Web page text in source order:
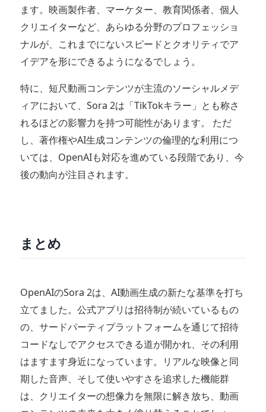
ます。映画製作者、マーケター、教育関係者、個人
クリエイターなど、あらゆる分野のプロフェッショ
ナルが、これまでにないスピードとクオリティでア
イデアを形にできるようになるでしょう。
特に、短尺動画コンテンツが主流のソーシャルメデ
ィアにおいて、Sora 2は「TikTokキラー」とも称さ
れるほどの影響力を持つ可能性があります。 ただ
し、著作権やAI生成コンテンツの倫理的な利用につ
いては、OpenAIも対応を進めている段階であり、今
後の動向が注目されます。
まとめ
OpenAIのSora 2は、AI動画生成の新たな基準を打ち
立てました。公式アプリは招待制が続いているもの
の、サードパーティプラットフォームを通じて招待
コードなしでアクセスできる道が開かれ、その利用
はますます身近になっています。リアルな映像と同
期した音声、そして使いやすさを追求した機能群
は、クリエイターの想像力を無限に解き放ち、動画